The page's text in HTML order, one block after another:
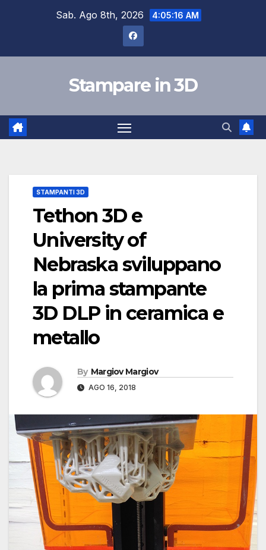
Sab. Ago 8th, 2026 4:05:16 AM
Stampare in 3D
STAMPANTI 3D
Tethon 3D e
University of
Nebraska sviluppano
la prima stampante
3D DLP in ceramica e
metallo
By Margiov Margiov
AGO 16, 2018